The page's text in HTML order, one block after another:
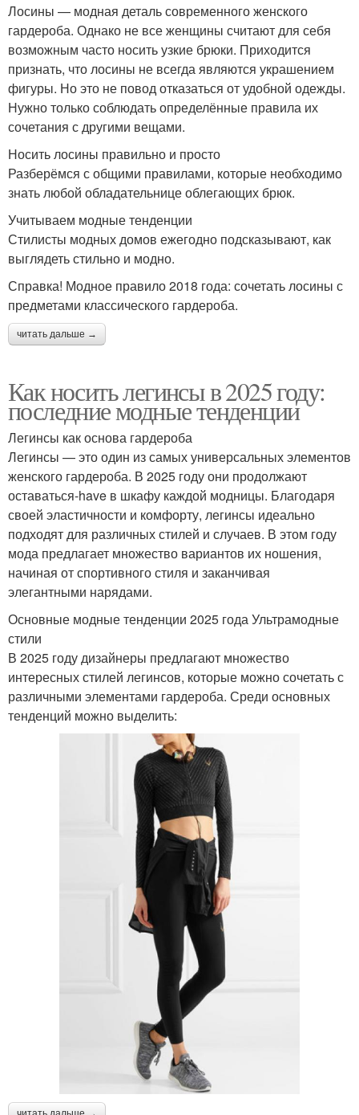
Лосины — модная деталь современного женского
гардероба. Однако не все женщины считают для себя
возможным часто носить узкие брюки. Приходится
признать, что лосины не всегда являются украшением
фигуры. Но это не повод отказаться от удобной одежды.
Нужно только соблюдать определённые правила их
сочетания с другими вещами.
Носить лосины правильно и просто
Разберёмся с общими правилами, которые необходимо
знать любой обладательнице облегающих брюк.
Учитываем модные тенденции
Стилисты модных домов ежегодно подсказывают, как
выглядеть стильно и модно.
Справка! Модное правило 2018 года: сочетать лосины с
предметами классического гардероба.
читать дальше →
Как носить легинсы в 2025 году:
последние модные тенденции
Легинсы как основа гардероба
Легинсы — это один из самых универсальных элементов
женского гардероба. В 2025 году они продолжают
оставаться-have в шкафу каждой модницы. Благодаря
своей эластичности и комфорту, легинсы идеально
подходят для различных стилей и случаев. В этом году
мода предлагает множество вариантов их ношения,
начиная от спортивного стиля и заканчивая
элегантными нарядами.
Основные модные тенденции 2025 года Ультрамодные
стили
В 2025 году дизайнеры предлагают множество
интересных стилей легинсов, которые можно сочетать с
различными элементами гардероба. Среди основных
тенденций можно выделить: